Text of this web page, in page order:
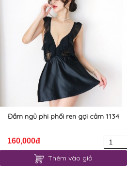
Đầm ngủ phi phối ren gợi cảm 1134
160,000đ
Thêm vào giỏ